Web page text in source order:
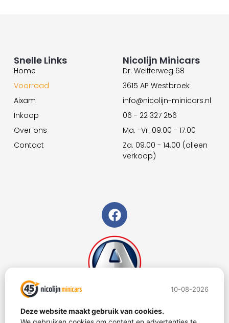
10-08-2026
Deze website maakt gebruik van cookies.
Snelle Links
Home
Voorraad
Aixam
Inkoop
Over ons
Contact
Nicolijn Minicars
Dr. Welfferweg 68
3615 AP Westbroek
info@nicolijn-minicars.nl
06 - 22 327 256
Ma. -Vr. 09.00 - 17.00
Za. 09.00 - 14.00 (alleen
verkoop)